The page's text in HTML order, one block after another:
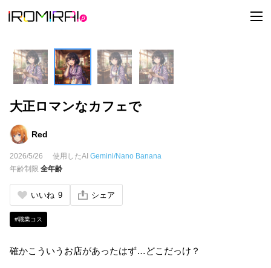
t
o
大正ロマンなカフェで
Red
2026/5/26 使用したAI Gemini/Nano Banana
年齢制限 全年齢
いいね 9 シェア
#職業コス
確かこういうお店があったはず…どこだっけ？